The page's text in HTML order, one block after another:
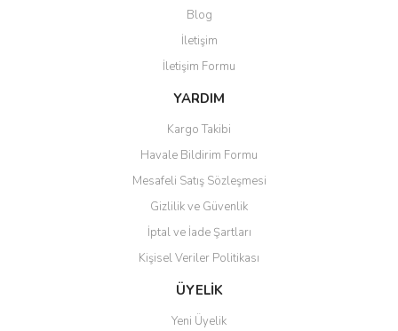
Blog
İletişim
İletişim Formu
YARDIM
Kargo Takibi
Havale Bildirim Formu
Mesafeli Satış Sözleşmesi
Gizlilik ve Güvenlik
İptal ve İade Şartları
Kişisel Veriler Politikası
ÜYELİK
Yeni Üyelik